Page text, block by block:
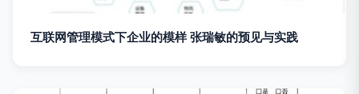
互联网管理模式下企业的模样 张瑞敏的预见与实践